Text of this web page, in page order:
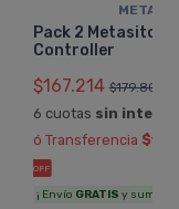
Pack 2 Metasitol
Controller
$167.214 $179.800
6 cuotas sin interés
ó Transferencia
OFF
¡ Envío GRATIS y sumás